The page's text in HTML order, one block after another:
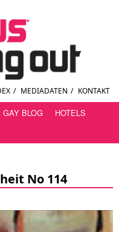
/ MEDIADATEN / KONTAKT
GAY BLOG
HOTELS
No 114